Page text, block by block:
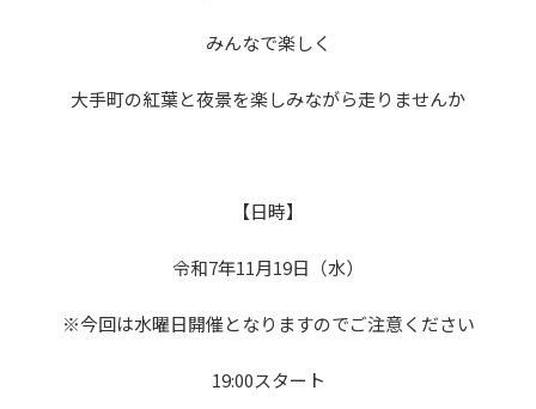
みんなで楽しく
大手町の紅葉と夜景を楽しみながら走りませんか
【日時】
令和7年11月19日（水）
※今回は水曜日開催となりますのでご注意ください
19:00スタート